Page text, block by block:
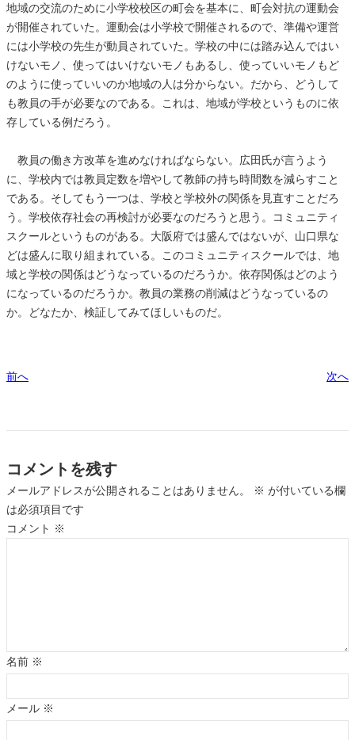
地域の交流のために小学校校区の町会を基本に、町会対抗の運動会
が開催されていた。運動会は小学校で開催されるので、準備や運営
には小学校の先生が動員されていた。学校の中には踏み込んではい
けないモノ、使ってはいけないモノもあるし、使っていいモノもど
のように使っていいのか地域の人は分からない。だから、どうして
も教員の手が必要なのである。これは、地域が学校というものに依
存している例だろう。
教員の働き方改革を進めなければならない。広田氏が言うよう
に、学校内では教員定数を増やして教師の持ち時間数を減らすこと
である。そしてもう一つは、学校と学校外の関係を見直すことだろ
う。学校依存社会の再検討が必要なのだろうと思う。コミュニティ
スクールというものがある。大阪府では盛んではないが、山口県な
どは盛んに取り組まれている。このコミュニティスクールでは、地
域と学校の関係はどうなっているのだろうか。依存関係はどのよう
になっているのだろうか。教員の業務の削減はどうなっているの
か。どなたか、検証してみてほしいものだ。
前へ 次へ
コメントを残す
メールアドレスが公開されることはありません。 ※ が付いている欄
は必須項目です
コメント ※
名前 ※
メール ※